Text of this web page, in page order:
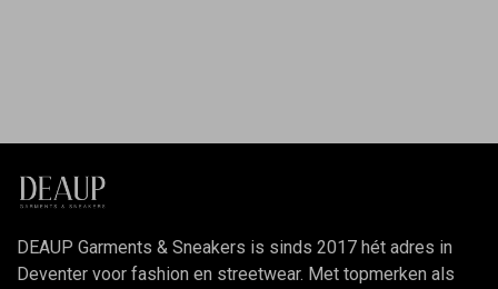
DEAUP Garments & Sneakers is sinds 2017 hét adres in
Deventer voor fashion en streetwear. Met topmerken als